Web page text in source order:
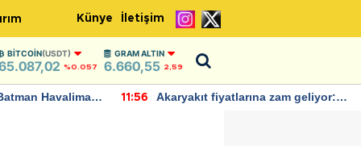
Künye İletişim
BITCOIN(USDT)
%0.057
GRAM ALTIN
6.660,55 2,59
Havalimanı
11:56
Akaryakıt fiyatlarına zam geliyor: